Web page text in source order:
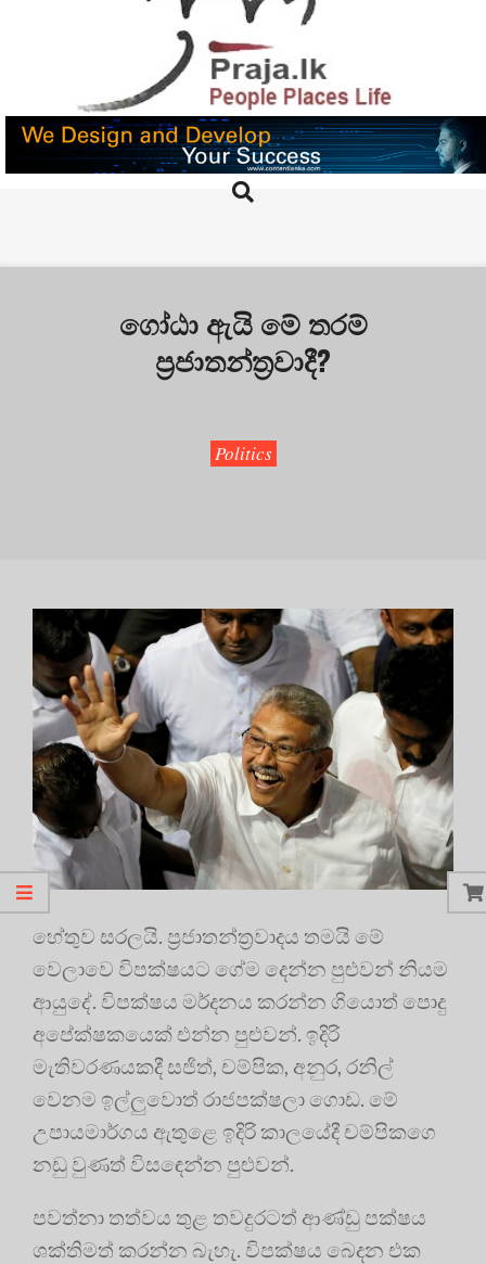
PRAJA.LK
Search
ගෝඨා ඇයි මේ තරම්
ප්‍රජාතන්ත්‍රවාදී?
Politics
හේතුව සරලයි. ප්‍රජාතන්ත්‍රවාදය තමයි මේ
වෙලාවෙ විපක්ෂයට ගේම දෙන්න පුළුවන් නියම
ආයුදේ. විපක්ෂය මර්දනය කරන්න ගියොත් පොදු
අපේක්ෂකයෙක් එන්න පුළුවන්. ඉදිරි
මැතිවරණයකදී සජිත්, චම්පික, අනුර, රනිල්
වෙනම ඉල්ලුවොත් රාජපක්ෂලා ගොඩ. මේ
උපායමාර්ගය ඇතුළෙ ඉදිරි කාලයේදී චම්පිකගෙ
නඩු වුණත් විසඳෙන්න පුළුවන්.
පවත්නා තත්වය තුළ තවදුරටත් ආණ්ඩු පක්ෂය
ශක්තිමත් කරන්න බැහැ. විපක්ෂය බෙදන එක